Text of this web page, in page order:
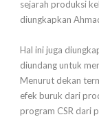
sejarah produksi
diungkapkan
Hal ini juga
diundang untuk
Menurut dekan
efek buruk dari
program CSR dari